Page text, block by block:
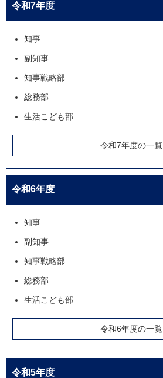
令和7年度
知事
副知事
知事戦略部
総務部
生活こども部
令和7年度の一覧
令和6年度
知事
副知事
知事戦略部
総務部
生活こども部
令和6年度の一覧
令和5年度